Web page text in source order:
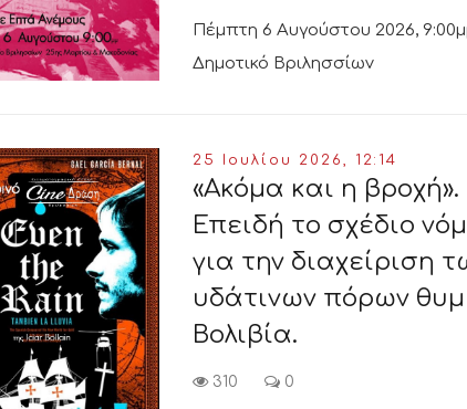
Πέμπτη 6 Αυγούστου 2026,
Δημοτικό Βριλησσίων
25 Ιουλίου 2026, 12:14
«Ακόμα και η βροχή».
Επειδή το σχέδιο
για την διαχείριση
υδάτινων πόρων
Βολιβία.
310 0